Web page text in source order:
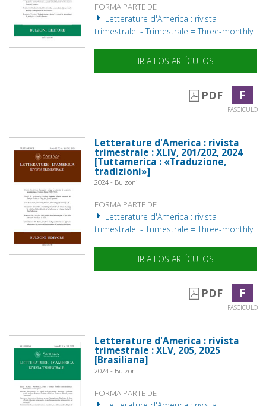
FORMA PARTE DE
Letterature d'America : rivista
trimestrale. - Trimestrale = Three-monthly
IR A LOS ARTÍCULOS
PDF F
FASCÍCULO
Letterature d'America : rivista
trimestrale : XLIV, 201/202, 2024
[Tuttamerica : «Traduzione,
tradizioni»]
2024 - Bulzoni
FORMA PARTE DE
Letterature d'America : rivista
trimestrale. - Trimestrale = Three-monthly
IR A LOS ARTÍCULOS
PDF F
FASCÍCULO
Letterature d'America : rivista
trimestrale : XLV, 205, 2025
[Brasiliana]
2024 - Bulzoni
FORMA PARTE DE